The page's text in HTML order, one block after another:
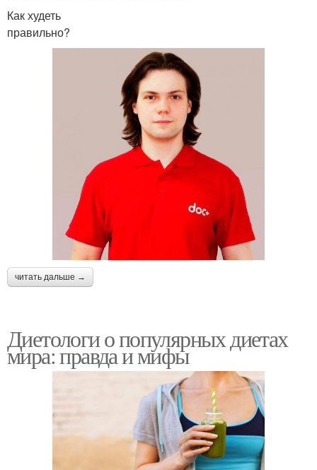
Как худеть
правильно?
читать дальше →
Диетологи о популярных диетах
мира: правда и мифы